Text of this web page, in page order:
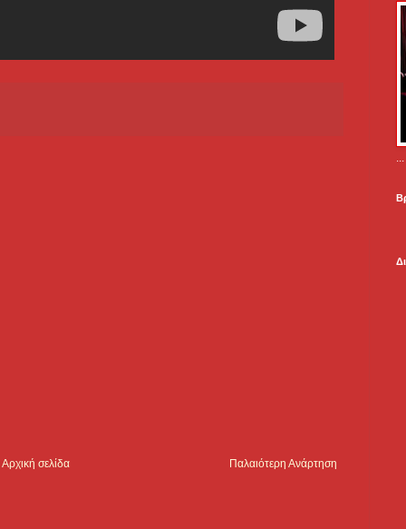
Παλαιότερη Ανάρτηση
Αρχική σελίδα